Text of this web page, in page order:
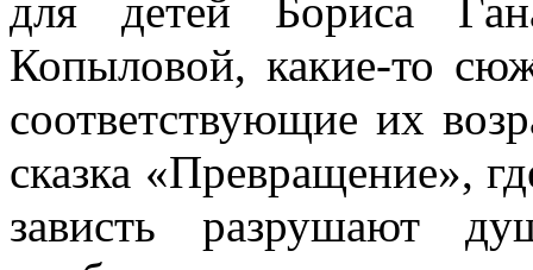
для детей Бориса
Копыловой, какие-то
соответствующие их
сказка «Превращение»,
зависть разрушают